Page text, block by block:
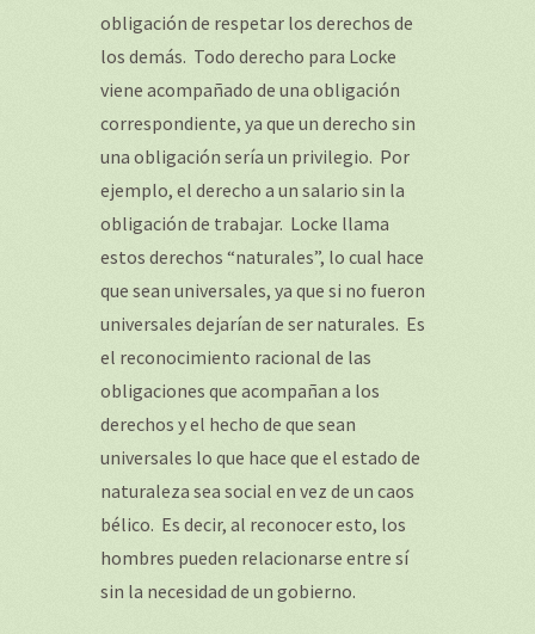
obligación de respetar los derechos de
los demás. Todo derecho para Locke
viene acompañado de una obligación
correspondiente, ya que un derecho sin
una obligación sería un privilegio. Por
ejemplo, el derecho a un salario sin la
obligación de trabajar. Locke llama
estos derechos “naturales”, lo cual hace
que sean universales, ya que si no fueron
universales dejarían de ser naturales. Es
el reconocimiento racional de las
obligaciones que acompañan a los
derechos y el hecho de que sean
universales lo que hace que el estado de
naturaleza sea social en vez de un caos
bélico. Es decir, al reconocer esto, los
hombres pueden relacionarse entre sí
sin la necesidad de un gobierno.